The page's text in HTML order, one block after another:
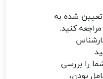
شده به
کنید.
را بررسی
بودن،